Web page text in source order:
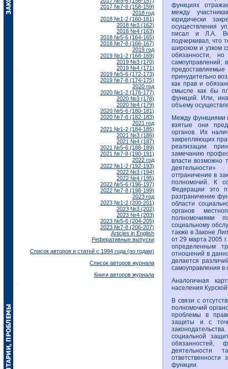
2017 №7-8 (158-159)
2018 год
2018 №1-2 (160-161)
2018 №3 (162)
2018 №4 (163)
2018 №5-6 (164-165)
2018 №7-8 (166-167)
2019 год
2019 №1-2 (168-169)
2019 №3 (170)
2019 №4 (171)
2019 №5-6 (172-173)
2019 №7-8 (174-175)
2020 год
2020 №1-2 (176-177)
2020 №3 (178)
2020 №4 (179)
2020 №5-6 (180-181)
2020 №7-8 (182-183)
2021 год
2021 №1-2 (184-185)
2021 №3 (186)
2021 №4 (187)
2021 №5-6 (188-189)
2021 №7-8 (190-191)
2022 год
2022 №1-2 (192-193)
2022 №3 (194)
2022 №4 (195)
2022 №5-6 (196-197)
2022 №7-8 (198-199)
2023 год
2023 №1-2 (200-201)
2023 №3 (202)
2023 №4 (203)
2023 №5-6 (204-205)
2023 №7-8 (206-207)
Articles in English
Реферативные выпуски
Список авторов и статей с 1994 года (по годам)
Список авторов журнала
Книги авторов журнала
функциях
между
юридически
осуществления
писал и Л.А.
подчеркивал, что
широком и узком
обязанности,
самоуправлений;
принудительно
как прав и
смысле как бы
функций. Или,
объему
Между функциями
взятые они
органов. Их
закрепляющих
реализации
замечанию
власти возможно
деятельности»
отграничение в
полномочий. К
Федерации это
разграничение
области
органов
полномочиями
социальному
также в Законе
от 29 марта 2005
определенным
отношений в
делается
самоуправления в
Аналогичная
населения
В связи с
полномочий
проблемы в
защиты и с
социальной
обязанностей,
деятельности
функции.